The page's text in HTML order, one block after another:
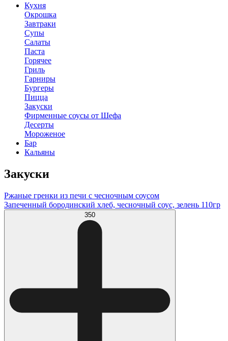
Кухня
Окрошка
Завтраки
Супы
Салаты
Паста
Горячее
Гриль
Гарниры
Бургеры
Пицца
Закуски
Фирменные соусы от Шефа
Десерты
Мороженое
Бар
Кальяны
Закуски
Ржаные гренки из печи с чесночным соусом
Запеченный бородинский хлеб, чесночный соус, зелень 110гр
350